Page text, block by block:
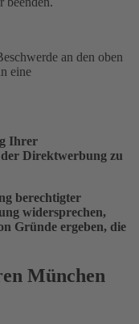
an den oben
eine
Ihrer
der Direktwerbung zu
berechtigter
widersprechen,
Gründe ergeben, die
München